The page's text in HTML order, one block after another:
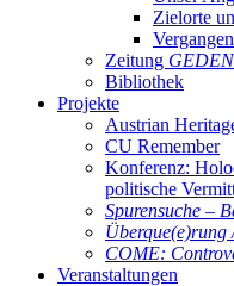
Zielorte
Zeitung
Bibliothek
Projekte
Austrian
CU Remember
Konferenz:
politische
Spurensuche –
Überque(e)rung
COME:
Veranstaltungen